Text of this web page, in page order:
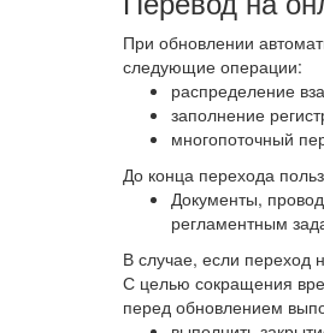
При обновлении
следующие операции:
распределение
заполнение
многопоточный
До конца перехода
Документы,
регламентным
В случае, если переход
С целью сокращения
перед обновлением